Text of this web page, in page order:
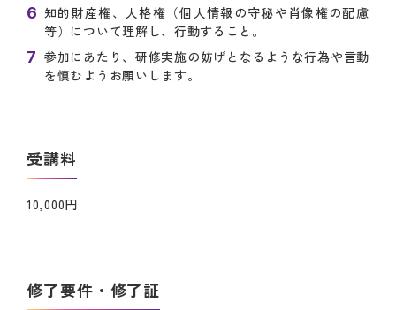
知的財産権、人格権（個人情報の守秘や肖像権の配慮
等）について理解し、行動すること。
参加にあたり、研修実施の妨げとなるような行為や言動
を慎むようお願いします。
受講料
10,000円
修了要件・修了証